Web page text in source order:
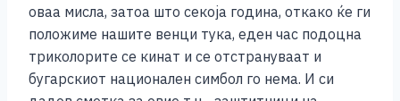
оваа мисла, затоа што секоја година, откако ќе ги
положиме нашите венци тука, еден час подоцна
триколорите се кинат и се отстрануваат и
бугарскиот национален симбол го нема. И си